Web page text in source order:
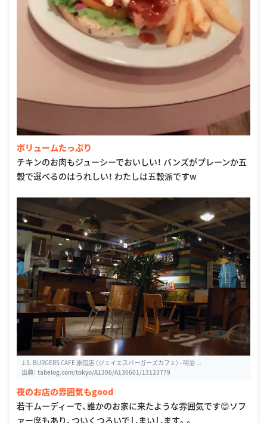
ボリュームたっぷり
チキンのお肉もジューシーでおいしい！ バンズがプレーンか五
穀で選べるのはうれしい！ わたしは五穀派ですw
J.S. BURGERS CAFE 原宿店 （ジェイエスバーガーズカフェ） - 明治 ...
出典： tabelog.com/tokyo/A1306/A130601/13123779
夜のお店の雰囲気もgood
若干ムーディーで、誰かのお家に来たような雰囲気です😊ソフ
ァー席もあり、ついくつろいでしまいします。。